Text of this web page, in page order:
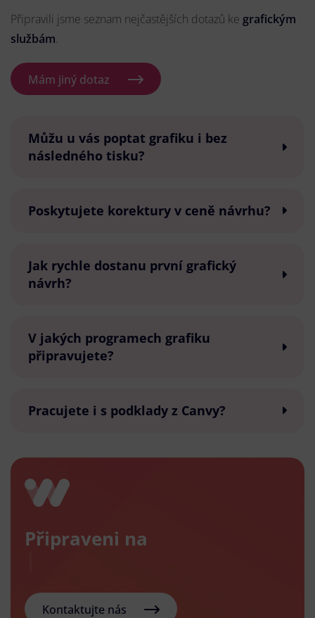
Připravili jsme seznam nejčastějších dotazů ke grafickým
službám.
Mám jiný dotaz
Můžu u vás poptat grafiku i bez
následného tisku?
Poskytujete korektury v ceně návrhu?
Jak rychle dostanu první grafický
návrh?
V jakých programech grafiku
připravujete?
Pracujete i s podklady z Canvy?
Připraveni na
Kontaktujte nás